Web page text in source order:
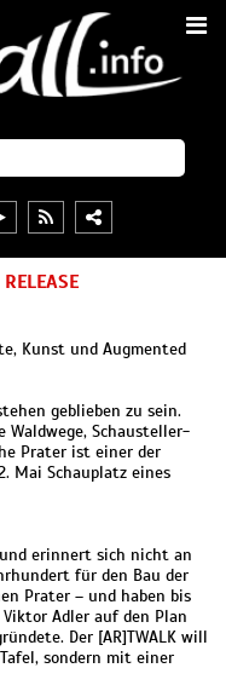
Kunst und Augmented
geblieben zu sein.
Waldwege, Schausteller-
Prater ist einer der
Mai Schauplatz eines
erinnert sich nicht an
für den Bau der
Prater – und haben bis
Adler auf den Plan
Der [AR]TWALK will
sondern mit einer